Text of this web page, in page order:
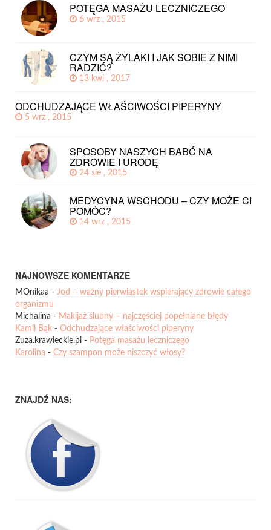
POTĘGA MASAŻU LECZNICZEGO
6 wrz , 2015
CZYM SĄ ŻYLAKI I JAK SOBIE Z NIMI
RADZIĆ?
13 kwi , 2017
ODCHUDZAJĄCE WŁAŚCIWOŚCI PIPERYNY
5 wrz , 2015
SPOSOBY NASZYCH BABĆ NA
ZDROWIE I URODĘ
24 sie , 2015
MEDYCYNA WSCHODU – CZY MOŻE CI
POMÓC?
14 wrz , 2015
NAJNOWSZE KOMENTARZE
MOnikaa - Jod – ważny pierwiastek wspierający zdrowie całego
organizmu
Michalina - Makijaż ślubny – najczęściej popełniane błędy
Kamil Bąk - Odchudzające właściwości piperyny
Zuza.krawieckie.pl - Potęga masażu leczniczego
Karolina - Czy szampon może niszczyć włosy?
ZNAJDŹ NAS: